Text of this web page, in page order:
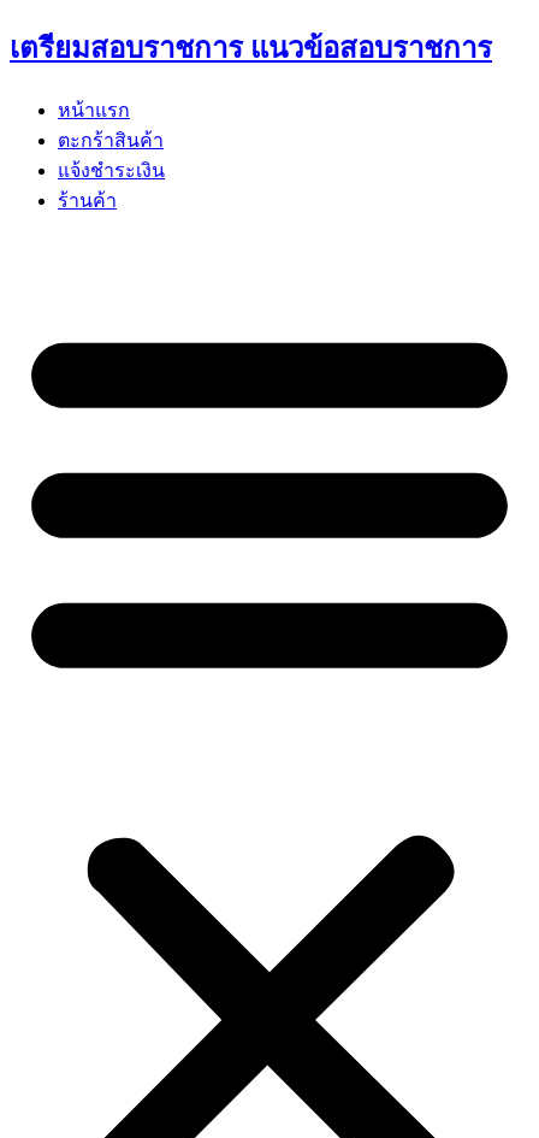
Skip
to
เตรียมสอบราชการ แนวข้อสอบราชการ
หน้าแรก
ตะกร้าสินค้า
แจ้งชำระเงิน
ร้านค้า